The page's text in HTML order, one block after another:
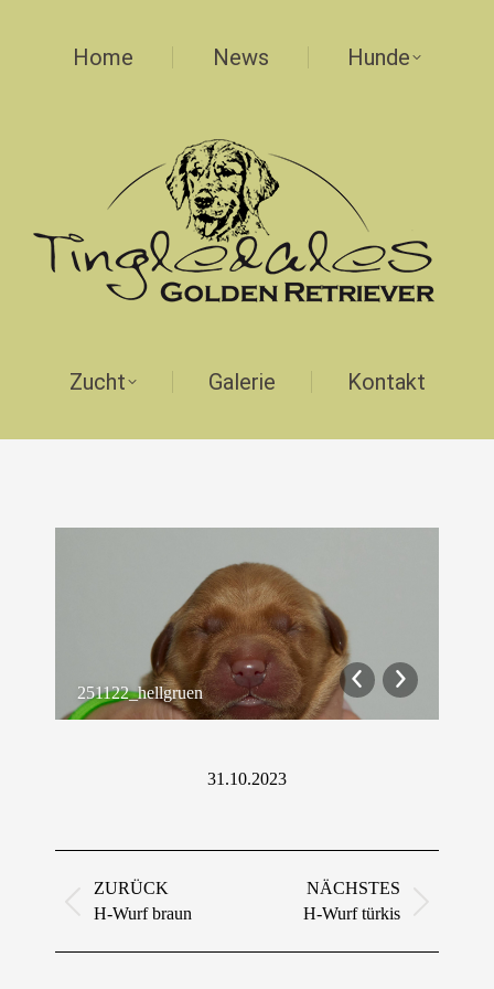
Home News Hunde
Zucht Galerie Kontakt
251122_hellgruen
31.10.2023
Navigation
ZURÜCK
Vorheriges
H-Wurf braun
NÄCHSTES
Nächstes
H-Wurf türkis